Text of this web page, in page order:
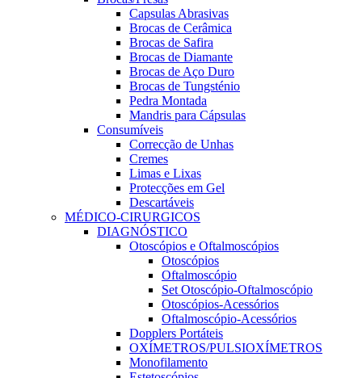
Capsulas Abrasivas
Brocas de Cerâmica
Brocas de Safira
Brocas de Diamante
Brocas de Aço Duro
Brocas de Tungsténio
Pedra Montada
Mandris para Cápsulas
Consumíveis
Correcção de Unhas
Cremes
Limas e Lixas
Protecções em Gel
Descartáveis
MÉDICO-CIRURGICOS
DIAGNÓSTICO
Otoscópios e Oftalmoscópios
Otoscópios
Oftalmoscópio
Set Otoscópio-Oftalmoscópio
Otoscópios-Acessórios
Oftalmoscópio-Acessórios
Dopplers Portáteis
OXÍMETROS/PULSIOXÍMETROS
Monofilamento